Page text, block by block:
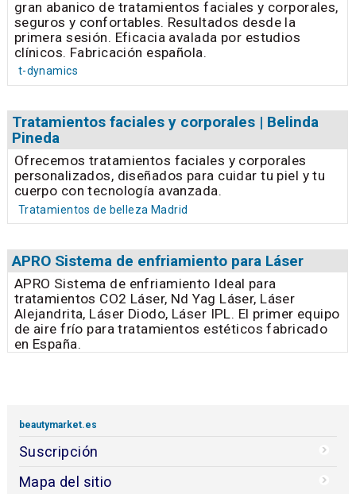
gran abanico de tratamientos faciales y corporales,
seguros y confortables. Resultados desde la
primera sesión. Eficacia avalada por estudios
clínicos. Fabricación española.
t-dynamics
Tratamientos faciales y corporales | Belinda
Pineda
Ofrecemos tratamientos faciales y corporales
personalizados, diseñados para cuidar tu piel y tu
cuerpo con tecnología avanzada.
Tratamientos de belleza Madrid
APRO Sistema de enfriamiento para Láser
APRO Sistema de enfriamiento Ideal para
tratamientos CO2 Láser, Nd Yag Láser, Láser
Alejandrita, Láser Diodo, Láser IPL. El primer equipo
de aire frío para tratamientos estéticos fabricado
en España.
beautymarket.es
Suscripción
Mapa del sitio